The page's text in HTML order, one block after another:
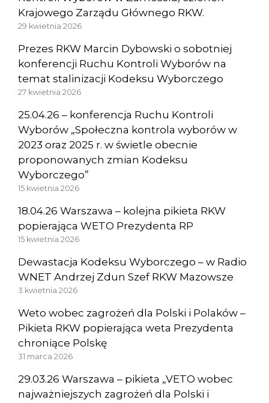
Krajowego Zarządu Głównego RKW.
29 kwietnia 2026
Prezes RKW Marcin Dybowski o sobotniej
konferencji Ruchu Kontroli Wyborów na
temat stalinizacji Kodeksu Wyborczego
27 kwietnia 2026
25.04.26 – konferencja Ruchu Kontroli
Wyborów „Społeczna kontrola wyborów w
2023 oraz 2025 r. w świetle obecnie
proponowanych zmian Kodeksu
Wyborczego”
15 kwietnia 2026
18.04.26 Warszawa – kolejna pikieta RKW
popierająca WETO Prezydenta RP
15 kwietnia 2026
Dewastacja Kodeksu Wyborczego – w Radio
WNET Andrzej Zdun Szef RKW Mazowsze
3 kwietnia 2026
Weto wobec zagrożeń dla Polski i Polaków –
Pikieta RKW popierająca weta Prezydenta
chroniące Polskę
31 marca 2026
29.03.26 Warszawa – pikieta „VETO wobec
najważniejszych zagrożeń dla Polski i